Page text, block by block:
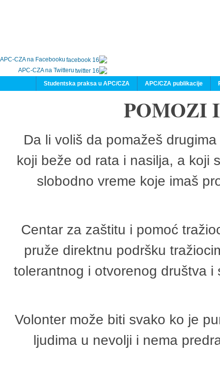
APC-CZA na Facebooku
APC-CZA na Twitteru
APC/CZA publikacije
Studentska praksa u APC/CZA
POMOZI
Da li voliš da pomažeš
koji beže od rata i nasilja, a koji
slobodno vreme koje imaš
Centar za zaštitu i pomoć
pruže direktnu podršku
tolerantnog i otvorenog društva
Volonter može biti svako ko je
ljudima u nevolji i nema